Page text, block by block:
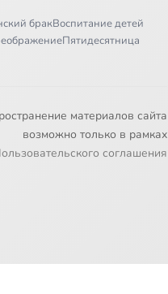
бракВоспитание детей
Пятидесятница
материалов сайта
возможно только в рамках
соглашения